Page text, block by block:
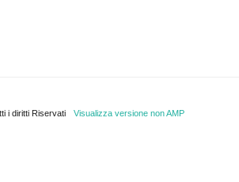
i diritti Riservati Visualizza versione non AMP